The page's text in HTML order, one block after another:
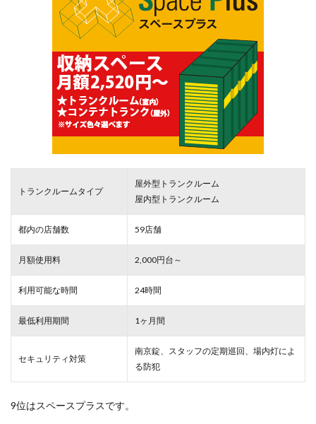
トランクルームタイプ
屋外型トランクルーム
屋内型トランクルーム
都内の店舗数 59店舗
月額使用料 2,000円台～
利用可能な時間 24時間
最低利用期間 1ヶ月間
セキュリティ対策
南京錠、スタッフの定期巡回、場内灯によ
る防犯
9位はスペースプラスです。